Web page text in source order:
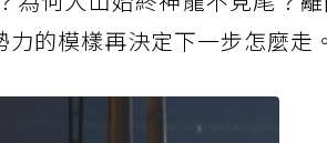
的模樣再決定下一步怎麼走。